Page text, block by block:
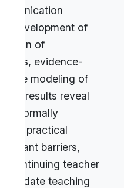
development of
of
evidence-
the modeling of
The results reveal
is formally
its practical
barriers,
continuing teacher
to-date teaching